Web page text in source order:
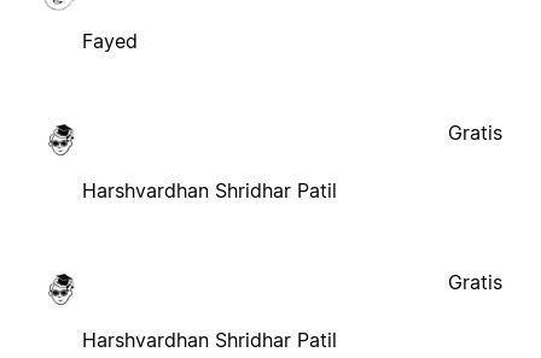
Fayed
Harshvardhan Shridhar Patil
Gratis
Harshvardhan Shridhar Patil
Gratis